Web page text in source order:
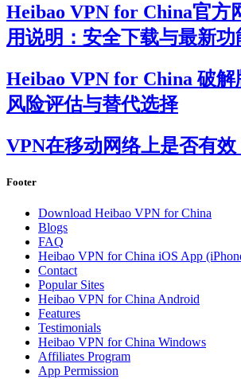
Heibao VPN for China官方
用说明：安全下载与最新功
Heibao VPN for China 破解
风险评估与替代选择
VPN在移动网络上是否有效
Footer
Download Heibao VPN for China
Blogs
FAQ
Heibao VPN for China iOS App
Contact
Popular Sites
Heibao VPN for China Android
Features
Testimonials
Heibao VPN for China Windows
Affiliates Program
App Permission